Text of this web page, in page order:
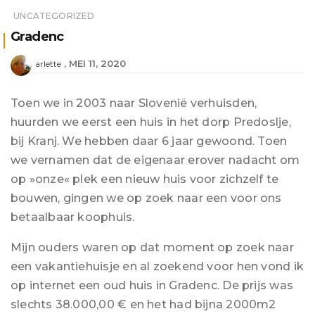
UNCATEGORIZED
Gradenc
arlette MEI 11, 2020
Toen we in 2003 naar Slovenië verhuisden,
huurden we eerst een huis in het dorp Predoslje, ​​
bij Kranj. We hebben daar 6 jaar gewoond. Toen
we vernamen dat de eigenaar erover nadacht om
op »onze« plek een nieuw huis voor zichzelf te
bouwen, gingen we op zoek naar een voor ons
betaalbaar koophuis.
Mijn ouders waren op dat moment op zoek naar
een vakantiehuisje en al zoekend voor hen vond ik
op internet een oud huis in Gradenc. De prijs was
slechts 38.000,00 € en het had bijna 2000m2